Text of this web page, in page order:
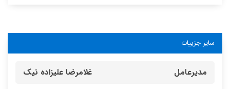
سایر جزییات
مدیرعامل غلامرضا علیزاده نیک